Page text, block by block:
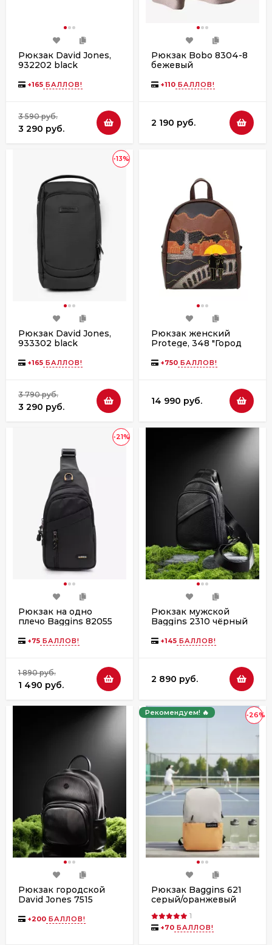
Рюкзак David Jones,
932202 black
+165 БАЛЛОВ!
3 590 руб.
3 290 руб.
Рюкзак Bobo 8304-8
бежевый
+110 БАЛЛОВ!
2 190 руб.
-13%
Рюкзак David Jones,
933302 black
+165 БАЛЛОВ!
3 790 руб.
3 290 руб.
Рюкзак женский
Protege, 348 "Город
+750 БАЛЛОВ!
14 990 руб.
-21%
Рюкзак на одно
плечо Baggins 82055
+75 БАЛЛОВ!
1 890 руб.
1 490 руб.
Рюкзак мужской
Baggins 2310 чёрный
+145 БАЛЛОВ!
2 890 руб.
Рюкзак городской
David Jones 7515
+200 БАЛЛОВ!
-26%
Рекомендуем! 🔥
Рюкзак Baggins 621
серый/оранжевый
1
+70 БАЛЛОВ!